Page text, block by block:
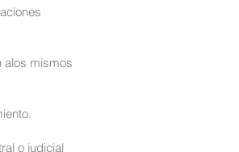
alos mismos
o judicial